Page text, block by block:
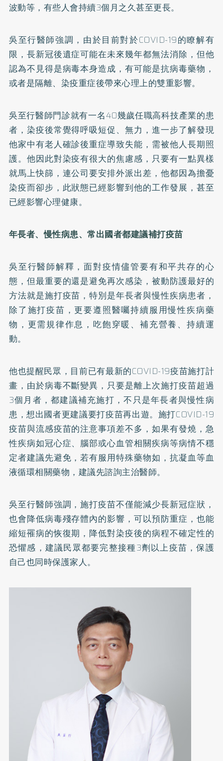
波動等，有些人會持續3個月之久甚至更長。
吳至行醫師強調，由於目前對於COVID-19的瞭解有
限，長新冠後遺症可能在未來幾年都無法消除，但他
認為不見得是病毒本身造成，有可能是抗病毒藥物，
或者是隔離、染疫重症後帶來心理上的雙重影響。
吳至行醫師門診就有一名40幾歲任職高科技產業的患
者，染疫後常覺得呼吸短促、無力，進一步了解發現
他家中有老人確診後重症導致失能，需被他人長期照
護。他因此對染疫有很大的焦慮感，只要有一點異樣
就馬上快篩，連公司要安排外派出差，他都因為擔憂
染疫而卻步，此狀態已經影響到他的工作發展，甚至
已經影響心理健康。
年長者、慢性病患、常出國者都建議補打疫苗
吳至行醫師解釋，面對疫情儘管要有和平共存的心
態，但最重要的還是避免再次感染，被動防護最好的
方法就是施打疫苗，特別是年長者與慢性疾病患者，
除了施打疫苗，更要遵照醫囑持續服用慢性疾病藥
物，更需規律作息，吃飽穿暖、補充營養、持續運
動。
他也提醒民眾，目前已有最新的COVID-19疫苗施打計
畫，由於病毒不斷變異，只要是離上次施打疫苗超過
3個月者，都建議補充施打，不只是年長者與慢性病
患，想出國者更建議要打疫苗再出遊。施打COVID-19
疫苗與流感疫苗的注意事項差不多，如果有發燒，急
性疾病如冠心症、腦部或心血管相關疾病等病情不穩
定者建議先避免，若有服用特殊藥物如，抗凝血等血
液循環相關藥物，建議先諮詢主治醫師。
吳至行醫師強調，施打疫苗不僅能減少長新冠症狀，
也會降低病毒殘存體內的影響，可以預防重症，也能
縮短罹病的恢復期，降低對染疫後的病程不確定性的
恐懼感，建議民眾都要完整接種3劑以上疫苗，保護
自己也同時保護家人。